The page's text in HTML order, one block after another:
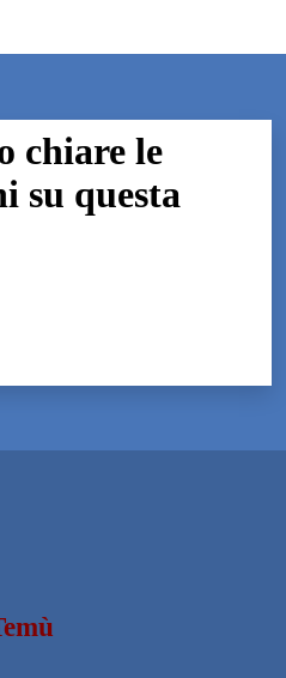
chiare le
su questa